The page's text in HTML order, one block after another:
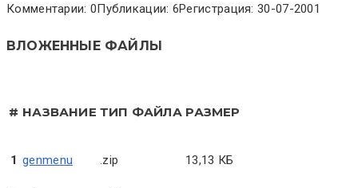
Комментарии: 0Публикации: 6Регистрация: 30-07-2001
ВЛОЖЕННЫЕ ФАЙЛЫ
# НАЗВАНИЕ ТИП ФАЙЛА РАЗМЕР
1 genmenu .zip 13,13 КБ